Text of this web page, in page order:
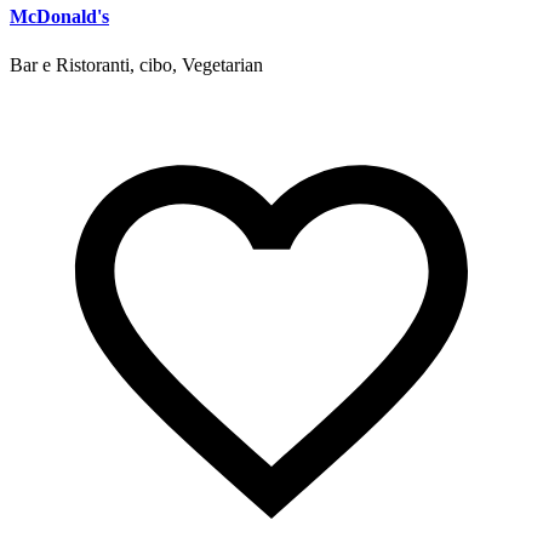
McDonald's
Bar e Ristoranti, cibo, Vegetarian